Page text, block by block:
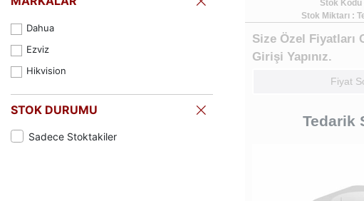
Dahua
Ezviz
Hikvision
STOK DURUMU
Sadece Stoktakiler
Stok Kodu
Stok Miktarı :
Size Özel Fiyatları
Girişi Yapınız.
Fiyat
Tedarik